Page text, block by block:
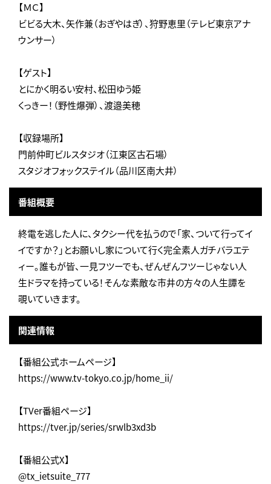
【ＭＣ】
ビビる大木、矢作兼（おぎやはぎ）、狩野恵里（テレビ東京アナ
ウンサー）
【ゲスト】
とにかく明るい安村、松田ゆう姫
くっきー！（野性爆弾）、渡邉美穂
【収録場所】
門前仲町ビルスタジオ（江東区古石場）
スタジオフォックステイル（品川区南大井）
番組概要
終電を逃した人に、タクシー代を払うので「家、ついて行ってイ
イですか？」とお願いし家について行く完全素人ガチバラエテ
ィー。誰もが皆、一見フツーでも、ぜんぜんフツーじゃない人
生ドラマを持っている！そんな素敵な市井の方々の人生譚を
覗いていきます。
関連情報
【番組公式ホームページ】
https://www.tv-tokyo.co.jp/home_ii/
【TVer番組ページ】
https://tver.jp/series/srwlb3xd3b
【番組公式X】
@tx_ietsuite_777